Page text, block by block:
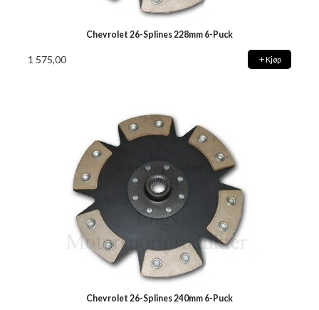
Chevrolet 26-Splines 228mm 6-Puck
1 575,00 Kjøp
Chevrolet 26-Splines 240mm 6-Puck